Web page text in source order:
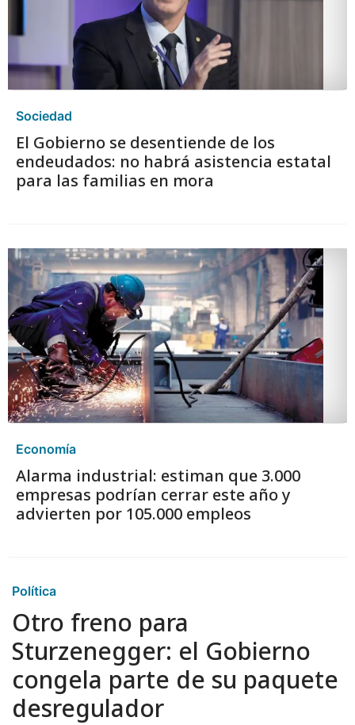
Sociedad
El Gobierno se desentiende de los
endeudados: no habrá asistencia estatal
para las familias en mora
Economía
Alarma industrial: estiman que 3.000
empresas podrían cerrar este año y
advierten por 105.000 empleos
Política
Otro freno para
Sturzenegger: el Gobierno
congela parte de su paquete
desregulador